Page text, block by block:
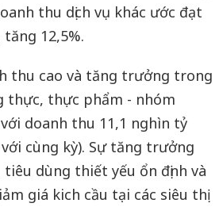
thu dịch vụ khác ước đạt
12,5%.
thu cao và tăng trưởng trong
thực, thực phẩm - nhóm
doanh thu 11,1 nghìn tỷ
cùng kỳ). Sự tăng trưởng
dùng thiết yếu ổn định và
giá kich cầu tại các siêu thị